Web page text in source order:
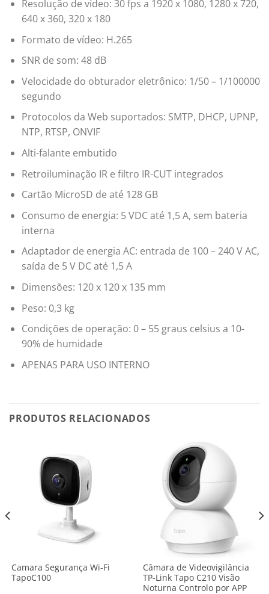
Resolução de vídeo: 30 fps a 1920 x 1080, 1280 x 720,
640 x 360, 320 x 180
Formato de vídeo: H.265
SNR de som: 48 dB
Velocidade do obturador eletrônico: 1/50 – 1/100000
segundo
Protocolos da Web suportados: SMTP, DHCP, UPNP,
NTP, RTSP, ONVIF
Alti-falante embutido
Retroiluminação IR e filtro IR-CUT integrados
Cartão MicroSD de até 128 GB
Consumo de energia: 5 VDC até 1,5 A, sem bateria
interna
Adaptador de energia AC: entrada de 100 – 240 V AC,
saída de 5 V DC até 1,5 A
Dimensões: 120 x 120 x 135 mm
Peso: 0,3 kg
Condições de operação: 0 – 55 graus celsius a 10-
90% de humidade
APENAS PARA USO INTERNO
PRODUTOS RELACIONADOS
Camara Segurança Wi-Fi
TapoC100
Câmara de Videovigilância
TP-Link Tapo C210 Visão
Noturna Controlo por APP